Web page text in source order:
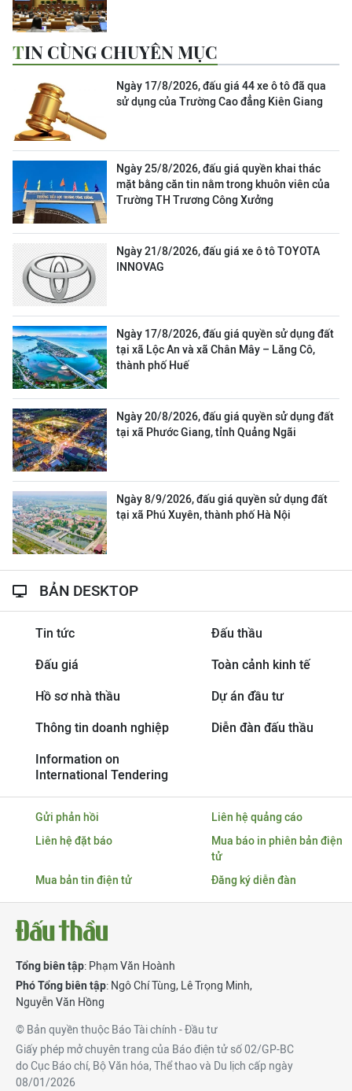
TIN CÙNG CHUYÊN MỤC
Ngày 17/8/2026, đấu giá 44 xe ô tô đã qua
sử dụng của Trường Cao đẳng Kiên Giang
Ngày 25/8/2026, đấu giá quyền khai thác
mặt bằng căn tin nằm trong khuôn viên của
Trường TH Trương Công Xưởng
Ngày 21/8/2026, đấu giá xe ô tô TOYOTA
INNOVAG
Ngày 17/8/2026, đấu giá quyền sử dụng đất
tại xã Lộc An và xã Chân Mây – Lăng Cô,
thành phố Huế
Ngày 20/8/2026, đấu giá quyền sử dụng đất
tại xã Phước Giang, tỉnh Quảng Ngãi
Ngày 8/9/2026, đấu giá quyền sử dụng đất
tại xã Phú Xuyên, thành phố Hà Nội
BẢN DESKTOP
Tin tức Đấu thầu
Đấu giá Toàn cảnh kinh tế
Hồ sơ nhà thầu Dự án đầu tư
Thông tin doanh nghiệp Diễn đàn đấu thầu
Information on
International Tendering
Gửi phản hồi
Liên hệ quảng cáo
Liên hệ đặt báo
Mua báo in phiên bản điện
tử
Mua bản tin điện tử
Đăng ký diễn đàn
Tổng biên tập: Phạm Văn Hoành
Phó Tổng biên tập: Ngô Chí Tùng, Lê Trọng Minh,
Nguyễn Văn Hồng
© Bản quyền thuộc Báo Tài chính - Đầu tư
Giấy phép mở chuyên trang của Báo điện tử số 02/GP-BC
do Cục Báo chí, Bộ Văn hóa, Thể thao và Du lịch cấp ngày
08/01/2026